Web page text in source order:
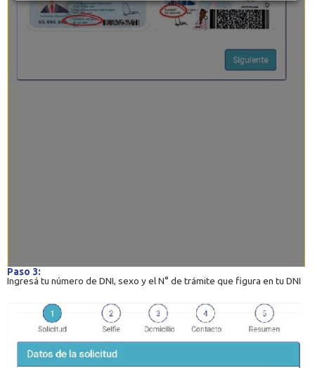
Paso 3:
Ingresá tu número de DNI, sexo y el N° de trámite que figura en tu DNI